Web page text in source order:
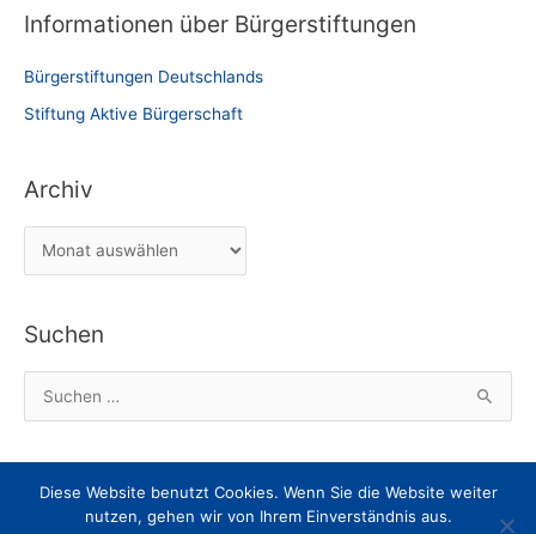
Informationen über Bürgerstiftungen
Bürgerstiftungen Deutschlands
Stiftung Aktive Bürgerschaft
Archiv
r
h
i
Suchen
u
Impressum Datenschutz
Nachricht an den Webmaster
Diese Website benutzt Cookies. Wenn Sie die Website weiter
nutzen, gehen wir von Ihrem Einverständnis aus.